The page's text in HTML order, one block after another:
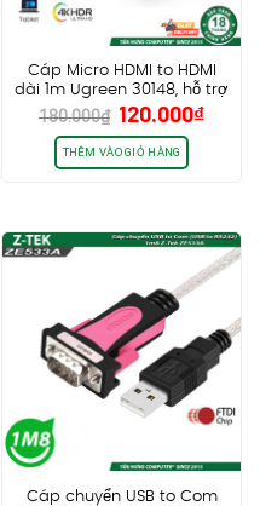
Cáp Micro HDMI to HDMI
dài 1m Ugreen 30148, hỗ trợ
4K30Hz HDR
180.000₫ Giá
gốc
là:
180.000₫.
120.000₫Giá
THÊM VÀO GIỎ HÀNG
Cáp chuyển USB to Com